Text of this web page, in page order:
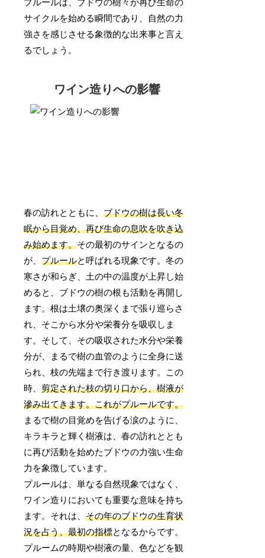
プルールは、ブドウの樹々が再び生命の
サイクルを始める瞬間であり、自然の力
強さを感じさせる象徴的な出来事と言え
るでしょう。
ワイン造りへの影響
春の訪れとともに、ブドウの樹は長い冬
眠から目覚め、再び生命の息吹を吹き込
み始めます。その最初のサインとなるの
が、プルールと呼ばれる現象です。冬の
寒さが和らぎ、土の中の温度が上昇し始
めると、ブドウの樹の根も活動を再開し
ます。根は土壌の奥深くまで張り巡らさ
れ、そこから水分や栄養分を吸収しま
す。そして、その吸収された水分や栄養
分が、まるで樹の血管のように全身に送
られ、枝の先端まで行き渡ります。この
時、剪定された枝の切り口から、樹液が
滲み出てきます。これがプルールです。
まるで樹の目覚めを告げる涙のように、
キラキラと輝く樹液は、春の訪れととも
に再び活動を始めたブドウの力強い生命
力を象徴しています。
プルールは、単なる自然現象ではなく、
ワイン造りにおいても重要な意味を持ち
ます。それは、その年のブドウの生育状
況を占う、最初の指標となるからです。
プルームの時期や樹液の量、色などを観